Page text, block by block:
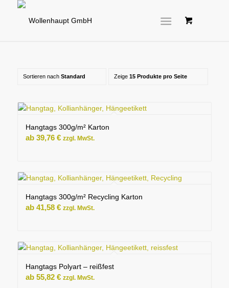
Sortieren nach Standard Zeige 15 Produkte pro Seite
Hangtags 300g/m² Karton
ab 39,76 € zzgl. MwSt.
Hangtags 300g/m² Recycling Karton
ab 41,58 € zzgl. MwSt.
Hangtags Polyart – reißfest
ab 55,82 € zzgl. MwSt.